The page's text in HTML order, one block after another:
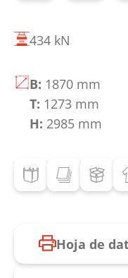
434 kN
B: 1870 mm
T: 1273 mm
H: 2985 mm
Hoja de